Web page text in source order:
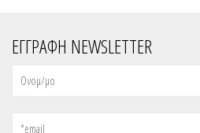
ΕΓΓΡΑΦΗ NEWSLETTER